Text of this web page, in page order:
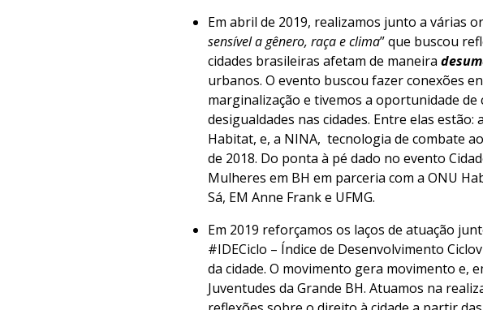
Em abril de 2019, realizamos junto a várias
sensível a gênero, raça e clima” que buscou
cidades brasileiras afetam de maneira
urbanos. O evento buscou fazer conexões
marginalização e tivemos a oportunidade
desigualdades nas cidades. Entre elas
Habitat, e, a NINA, tecnologia de combate
de 2018. Do ponta à pé dado no evento
Mulheres em BH em parceria com a ONU
Sá, EM Anne Frank e UFMG.
Em 2019 reforçamos os laços de atuação
#IDECiclo – Índice de Desenvolvimento
da cidade. O movimento gera movimento e,
Juventudes da Grande BH. Atuamos na